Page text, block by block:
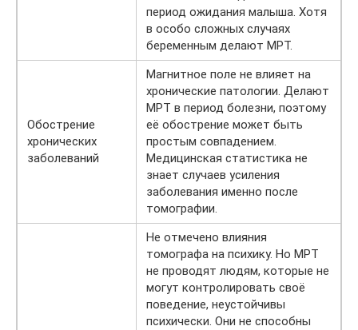
период ожидания малыша. Хотя
в особо сложных случаях
беременным делают МРТ.
Обострение
хронических
заболеваний
Магнитное поле не влияет на
хронические патологии. Делают
МРТ в период болезни, поэтому
её обострение может быть
простым совпадением.
Медицинская статистика не
знает случаев усиления
заболевания именно после
томографии.
Не отмечено влияния
томографа на психику. Но МРТ
не проводят людям, которые не
могут контролировать своё
поведение, неустойчивы
психически. Они не способны